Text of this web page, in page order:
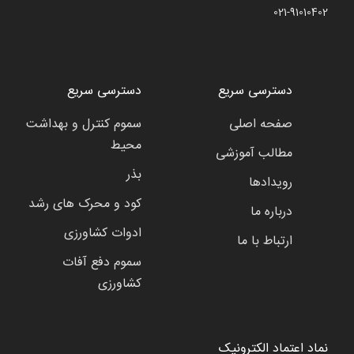
021-91010402
دسترسی سریع
صفحه اصلی
مطالب آموزشی
رویدادها
درباره ما
ارتباط با ما
دسترسی سریع
سموم کنترل و بهداشت
محیط
بذر
کود و محرک های رشد
ادوات کشاورزی
سموم دفع آفات
کشاورزی
نماد اعتماد الکترونیک